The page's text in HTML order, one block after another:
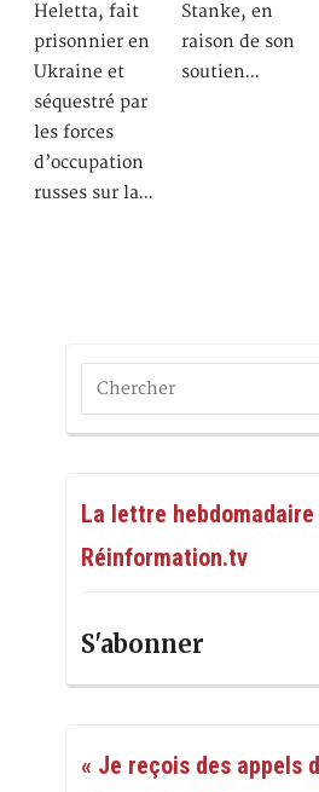
Heletta, fait
prisonnier en
Ukraine et
séquestré par
les forces
d’occupation
russes sur la…
Stanke, en
raison de son
soutien…
La lettre hebdomadaire
Réinformation.tv
S'abonner
« Je reçois des appels